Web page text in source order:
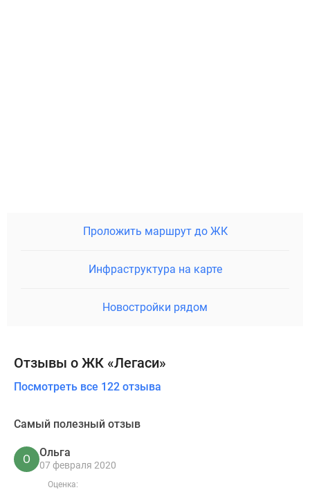
Проложить маршрут до ЖК
Инфраструктура на карте
Новостройки рядом
Отзывы о ЖК «Легаси»
Посмотреть все 122 отзыва
Самый полезный отзыв
О
Ольга
07 февраля 2020
Оценка: